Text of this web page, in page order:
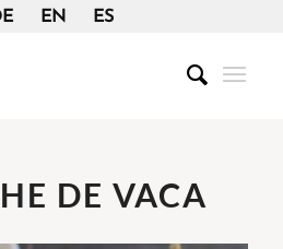
EN ES
DE VACA